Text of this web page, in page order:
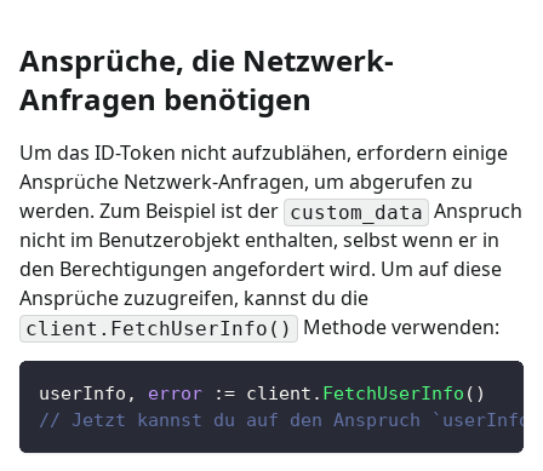
Ansprüche, die Netzwerk-
Anfragen benötigen
Um das ID-Token nicht aufzublähen, erfordern einige
Ansprüche Netzwerk-Anfragen, um abgerufen zu
werden. Zum Beispiel ist der custom_data Anspruch
nicht im Benutzerobjekt enthalten, selbst wenn er in
den Berechtigungen angefordert wird. Um auf diese
Ansprüche zuzugreifen, kannst du die
client.FetchUserInfo() Methode verwenden:
userInfo , error := client . FetchUserInfo ( )
// Jetzt kannst du auf den Anspruch